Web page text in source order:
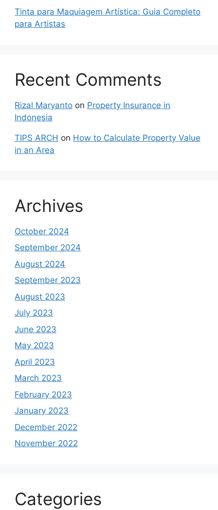
Tinta para Maquiagem Artística: Guia Completo
para Artistas
Recent Comments
Rizal Maryanto on Property Insurance in
Indonesia
TIPS ARCH on How to Calculate Property Value
in an Area
Archives
October 2024
September 2024
August 2024
September 2023
August 2023
July 2023
June 2023
May 2023
April 2023
March 2023
February 2023
January 2023
December 2022
November 2022
Categories